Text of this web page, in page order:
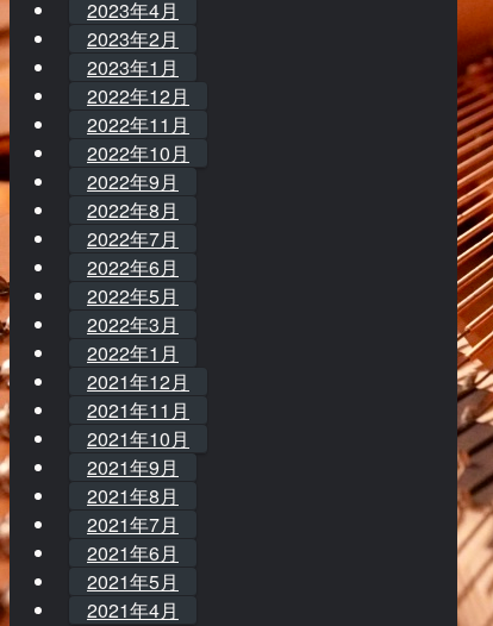
2023年4月
2023年2月
2023年1月
2022年12月
2022年11月
2022年10月
2022年9月
2022年8月
2022年7月
2022年6月
2022年5月
2022年3月
2022年1月
2021年12月
2021年11月
2021年10月
2021年9月
2021年8月
2021年7月
2021年6月
2021年5月
2021年4月